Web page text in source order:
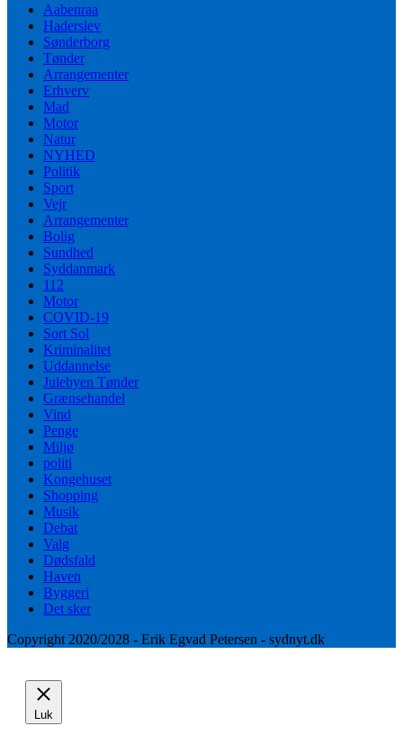
Aabenraa
Haderslev
Sønderborg
Tønder
Arrangementer
Erhverv
Mad
Motor
Natur
NYHED
Politik
Sport
Vejr
Arrangementer
Bolig
Sundhed
Syddanmark
112
Motor
COVID-19
Sort Sol
Kriminalitet
Uddannelse
Julebyen Tønder
Grænsehandel
Vind
Penge
Miljø
politi
Kongehuset
Shopping
Musik
Debat
Valg
Dødsfald
Haven
Byggeri
Det sker
Copyright 2020/2028 - Erik Egvad Petersen - sydnyt.dk
Luk